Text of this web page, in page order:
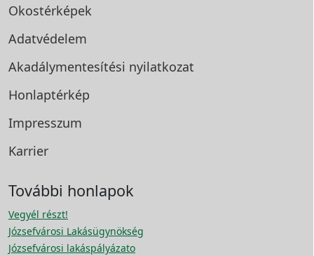
Okostérképek
Adatvédelem
Akadálymentesítési nyilatkozat
Honlaptérkép
Impresszum
Karrier
További honlapok
Vegyél részt!
Józsefvárosi Lakásügynökség
Józsefvárosi lakáspályázato